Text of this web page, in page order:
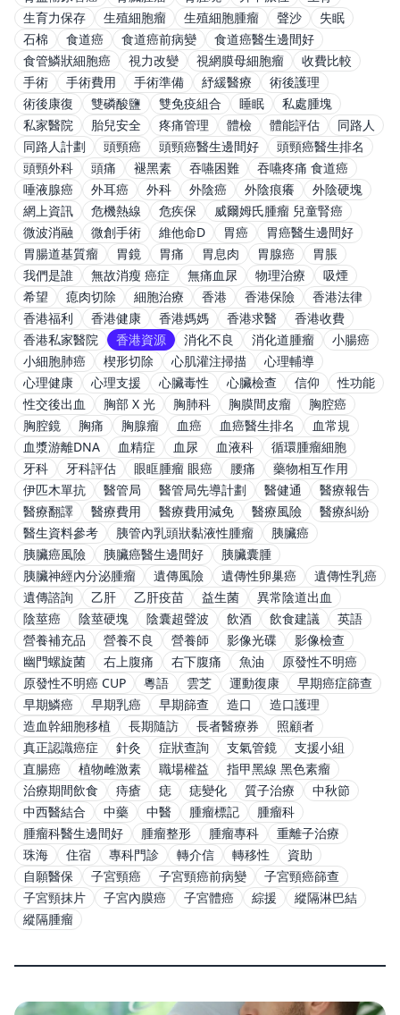
生育力保存
生殖細胞瘤 生殖細胞腫瘤 聲沙
失眠
石棉
食道癌 食道癌前病變
食道癌醫生邊間好
食管鱗狀細胞癌
視力改變 視網膜母細胞瘤
收費比較
手術
手術費用 手術準備 紓緩醫療
術後護理
術後康復
雙磷酸鹽 雙免疫組合 睡眠
私處腫塊
私家醫院
胎兒安全 疼痛管理 體檢 體能評估
同路人
同路人計劃
頭頸癌 頭頸癌醫生邊間好
頭頸癌醫生排名
頭頸外科
頭痛 褪黑素 吞嚥困難
吞嚥疼痛 食道癌
唾液腺癌
外耳癌 外科 外陰癌 外陰痕癢
外陰硬塊
網上資訊
危機熱線 危疾保
威爾姆氏腫瘤 兒童腎癌
微波消融
微創手術 維他命D 胃癌
胃癌醫生邊間好
胃腸道基質瘤
胃鏡 胃痛 胃息肉 胃腺癌
胃脹
我們是誰
無故消瘦 癌症 無痛血尿 物理治療
吸煙
希望
瘜肉切除 細胞治療 香港 香港保險
香港法律
香港福利
香港健康 香港媽媽 香港求醫
香港收費
香港私家醫院
香港資源 消化不良 消化道腫瘤
小腸癌
小細胞肺癌
楔形切除 心肌灌注掃描
心理輔導
心理健康
心理支援 心臟毒性 心臟檢查 信仰
性功能
性交後出血
胸部 X 光 胸肺科 胸膜間皮瘤
胸腔癌
胸腔鏡
胸痛 胸腺瘤 血癌 血癌醫生排名
血常規
血漿游離DNA
血精症 血尿 血液科
循環腫瘤細胞
牙科
牙科評估 眼眶腫瘤 眼癌 腰痛
藥物相互作用
伊匹木單抗
醫管局 醫管局先導計劃 醫健通
醫療報告
醫療翻譯
醫療費用 醫療費用減免 醫療風險
醫療糾紛
醫生資料參考
胰管內乳頭狀黏液性腫瘤
胰臟癌
胰臟癌風險
胰臟癌醫生邊間好
胰臟囊腫
胰臟神經內分泌腫瘤
遺傳風險 遺傳性卵巢癌
遺傳性乳癌
遺傳諮詢
乙肝 乙肝疫苗 益生菌
異常陰道出血
陰莖癌
陰莖硬塊 陰囊超聲波 飲酒 飲食建議
英語
營養補充品
營養不良 營養師 影像光碟
影像檢查
幽門螺旋菌
右上腹痛 右下腹痛 魚油
原發性不明癌
原發性不明癌 CUP
粵語 雲芝 運動復康
早期癌症篩查
早期鱗癌
早期乳癌 早期篩查 造口
造口護理
造血幹細胞移植
長期隨訪 長者醫療券
照顧者
真正認識癌症
針灸 症狀查詢 支氣管鏡
支援小組
直腸癌
植物雌激素 職場權益
指甲黑線 黑色素瘤
治療期間飲食
痔瘡 痣 痣變化 質子治療
中秋節
中西醫結合
中藥 中醫 腫瘤標記
腫瘤科
腫瘤科醫生邊間好
腫瘤整形 腫瘤專科
重離子治療
珠海
住宿 專科門診 轉介信 轉移性
資助
自願醫保
子宮頸癌 子宮頸癌前病變
子宮頸癌篩查
子宮頸抹片
子宮內膜癌 子宮體癌 綜援
縱隔淋巴結
縱隔腫瘤